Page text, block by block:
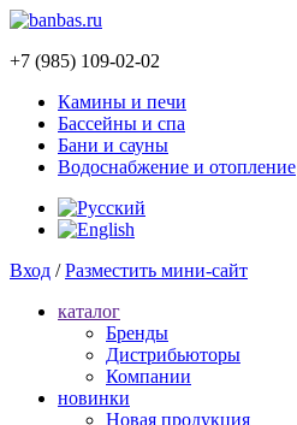
+7 (985) 109-02-02
Камины и печи
Бассейны и спа
Бани и сауны
Водоснабжение и отопление
Вход /Разместить мини-сайт
каталог
Бренды
Дистрибьюторы
Компании
новинки
Новая продукция